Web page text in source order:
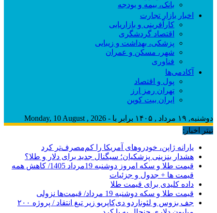
بانک، بیمه و بودجه
اخبار بازار تجارت
کارآفرینی و بازاریابی
اقتصاد گردشگری
پزشکی، بهداشت و زیبایی
شهر، مسکن و عمران
فناوری
آکادمی‌ها
پول و اقتصاد
تهران رمز ارز
ایران بیت کوین
دوشنبه, ۱۹ مرداد , ۱۴۰۵ برابر با - Monday, 10 August , 2026
تیتر اخبار:
یارانه ژاپن، خودروهای آمریکا را کم‌مصرف‌تر کرد
هشدار بنزینی پزشکیان؛ سیگنال جدید برای دلار و طلا؟
قیمت طلا و سکه امروز دوشنبه 19مرداد 1405/ کاهش همه
قیمت ها + جدول و جزئیات
داده کلیدی برای قیمت طلا
قیمت طلا و سکه دوشنبه 19 مرداد/ قیمت‌ها نزولی
جف بزوس و لئوناردو دی‌کاپریو زیر تیغ انتقاد / پروژه ۲۰۰